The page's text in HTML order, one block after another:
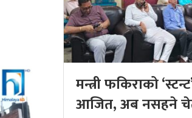
मन्त्री फकिराको
आजित, अब नसहने